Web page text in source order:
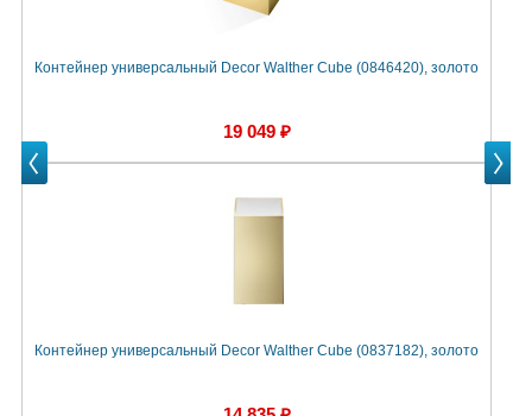
Контейнер универсальный Decor Walther Cube (0846420), золото
19 049 ₽
Контейнер универсальный Decor Walther Cube (0837182), золото